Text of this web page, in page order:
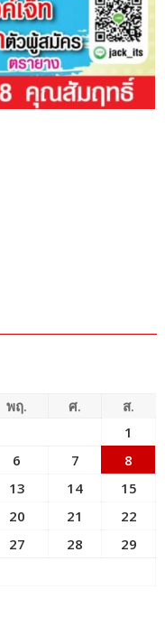
พฤ. ศ.
ส.
1
6 7
8
13 14
15
20 21
22
27 28
29